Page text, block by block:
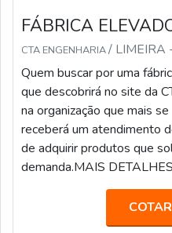
FÁBRICA
CTA ENGENHARIA/ LIMEIRA
Quem buscar por uma
que descobrirá no site da
na organização que mais
receberá um atendimento
de adquirir produtos que
demanda.MAIS
ELEVADOR
fábrica elevador industrial
CTA Engenharia. Com